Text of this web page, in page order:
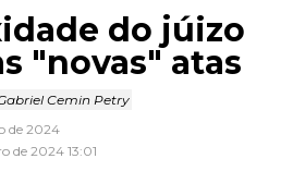
do júizo
"novas" atas
Cemin Petry
de 2024
de 2024 13:01